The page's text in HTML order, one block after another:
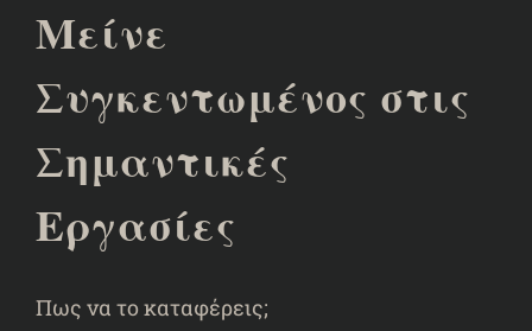
Μείνε
Συγκεντωμένος στις
Σημαντικές
Εργασίες
Πως να το καταφέρεις;